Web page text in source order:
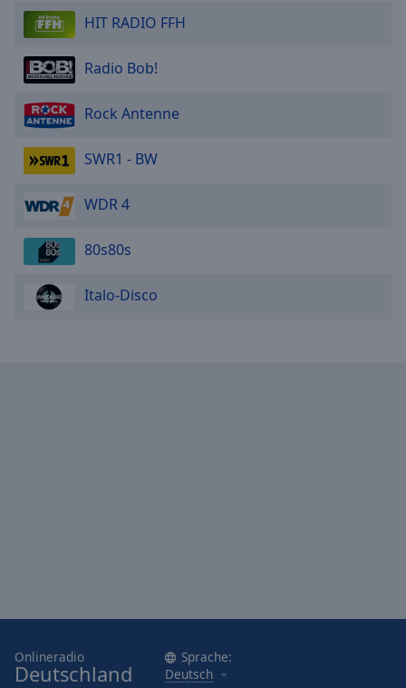
HIT RADIO FFH
Radio Bob!
Rock Antenne
SWR1 - BW
WDR 4
80s80s
Italo-Disco
Onlineradio
Deutschland
Sprache:
Deutsch